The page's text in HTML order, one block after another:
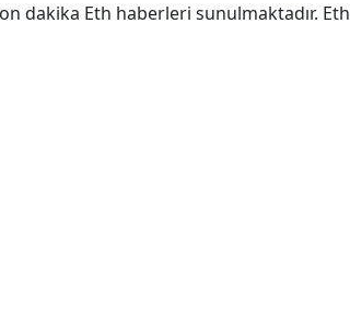
dakika Eth haberleri sunulmaktadır. Eth